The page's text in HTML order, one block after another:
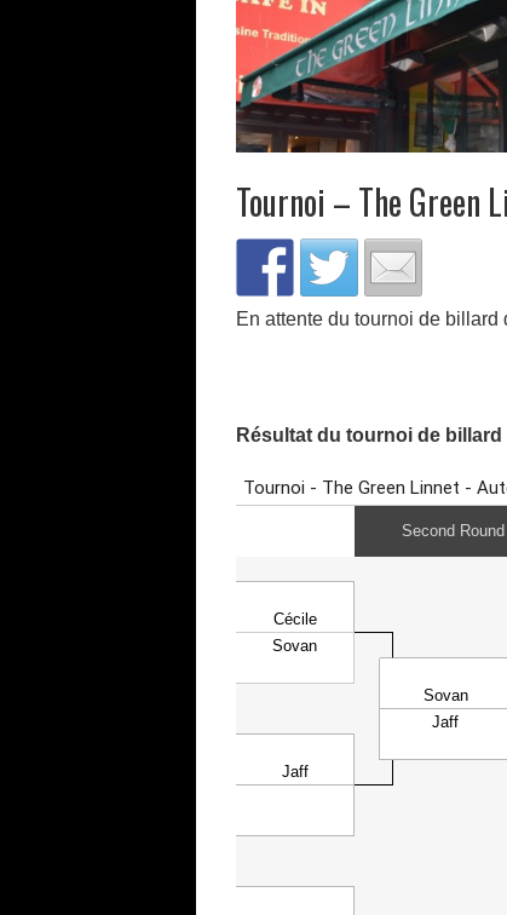
Tournoi – The Green
En attente du tournoi de billard
Résultat du tournoi de billard